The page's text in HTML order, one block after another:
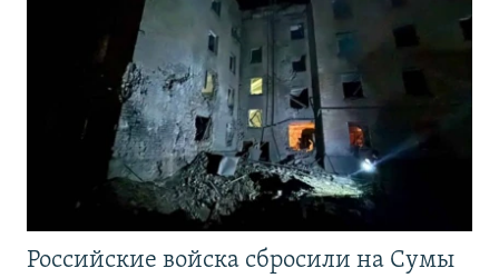
Российские войска сбросили на Сумы